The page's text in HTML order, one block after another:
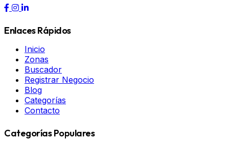
Enlaces Rápidos
Inicio
Zonas
Buscador
Registrar Negocio
Blog
Categorías
Contacto
Categorías Populares